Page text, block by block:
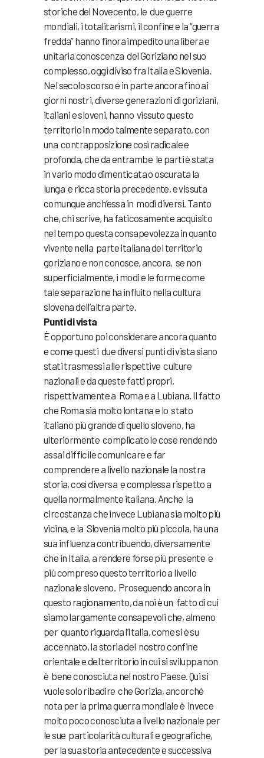
storiche del Novecento, le due guerre
mondiali, i totalitarismi, il confine e la “guerra
fredda” hanno finora impedito una libera e
unitaria conoscenza del Goriziano nel suo
complesso, oggi diviso fra Italia e Slovenia.
Nel secolo scorso e in parte ancora fino ai
giorni nostri, diverse generazioni di goriziani,
italiani e sloveni, hanno vissuto questo
territorio in modo talmente separato, con
una contrapposizione così radicale e
profonda, che da entrambe le parti è stata
in vario modo dimenticata o oscurata la
lunga e ricca storia precedente, e vissuta
comunque anch’essa in modi diversi. Tanto
che, chi scrive, ha faticosamente acquisito
nel tempo questa consapevolezza in quanto
vivente nella parte italiana del territorio
goriziano e non conosce, ancora, se non
superficialmente, i modi e le forme come
tale separazione ha influito nella cultura
slovena dell’altra parte.
Punti di vista
È opportuno poi considerare ancora quanto
e come questi due diversi punti di vista siano
stati trasmessi alle rispettive culture
nazionali e da queste fatti propri,
rispettivamente a Roma e a Lubiana. Il fatto
che Roma sia molto lontana e lo stato
italiano più grande di quello sloveno, ha
ulteriormente complicato le cose rendendo
assai difficile comunicare e far
comprendere a livello nazionale la nostra
storia, così diversa e complessa rispetto a
quella normalmente italiana. Anche la
circostanza che invece Lubiana sia molto più
vicina, e la Slovenia molto più piccola, ha una
sua influenza contribuendo, diversamente
che in Italia, a rendere forse più presente e
più compreso questo territorio a livello
nazionale sloveno. Proseguendo ancora in
questo ragionamento, da noi è un fatto di cui
siamo largamente consapevoli che, almeno
per quanto riguarda l’Italia, come si è su
accennato, la storia del nostro confine
orientale e del territorio in cui si sviluppa non
è bene conosciuta nel nostro Paese. Qui si
vuole solo ribadire che Gorizia, ancorché
nota per la prima guerra mondiale è invece
molto poco conosciuta a livello nazionale per
le sue particolarità culturali e geografiche,
per la sua storia antecedente e successiva